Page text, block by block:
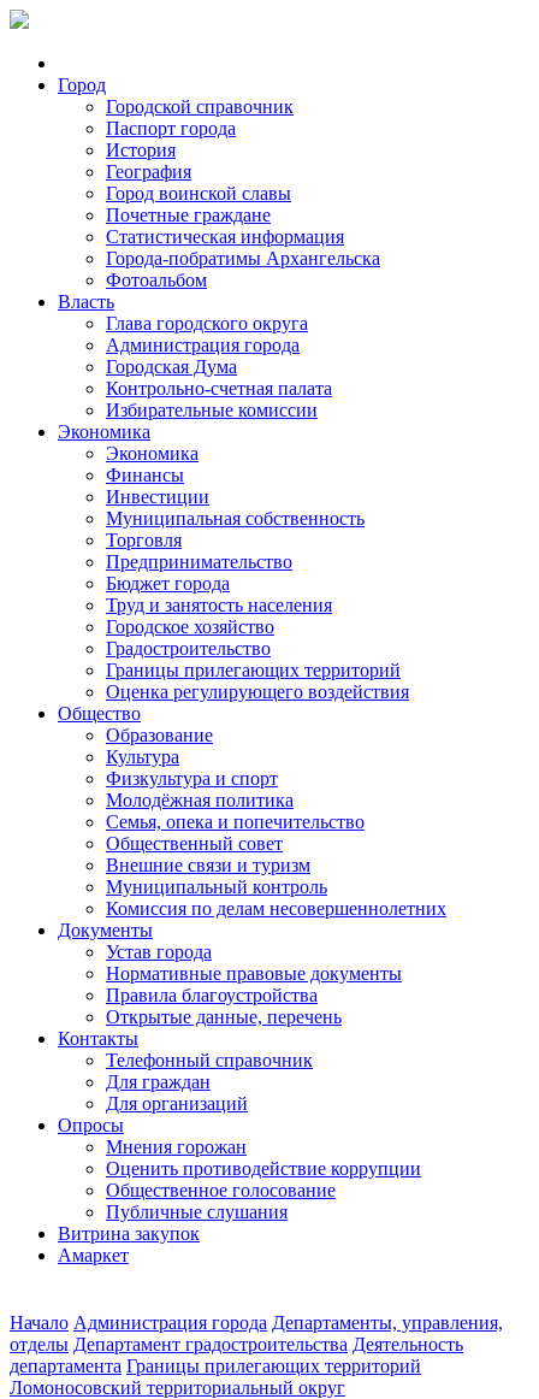
Город
Городской справочник
Паспорт города
История
География
Город воинской славы
Почетные граждане
Статистическая информация
Города-побратимы Архангельска
Фотоальбом
Власть
Глава городского округа
Администрация города
Городская Дума
Контрольно-счетная палата
Избирательные комиссии
Экономика
Экономика
Финансы
Инвестиции
Муниципальная собственность
Торговля
Предпринимательство
Бюджет города
Труд и занятость населения
Городское хозяйство
Градостроительство
Границы прилегающих территорий
Оценка регулирующего воздействия
Общество
Образование
Культура
Физкультура и спорт
Молодёжная политика
Семья, опека и попечительство
Общественный совет
Внешние связи и туризм
Муниципальный контроль
Комиссия по делам несовершеннолетних
Документы
Устав города
Нормативные правовые документы
Правила благоустройства
Открытые данные, перечень
Контакты
Телефонный справочник
Для граждан
Для организаций
Опросы
Мнения горожан
Оценить противодействие коррупции
Общественное голосование
Публичные слушания
Витрина закупок
Амаркет
Начало Администрация города Департаменты, управления,
отделы Департамент градостроительства Деятельность
департамента Границы прилегающих территорий
Ломоносовский территориальный округ